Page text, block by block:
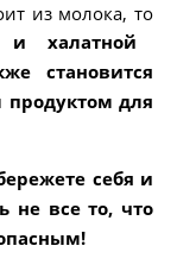
из молока, то
халатной
становится
для
себя и
не все то, что